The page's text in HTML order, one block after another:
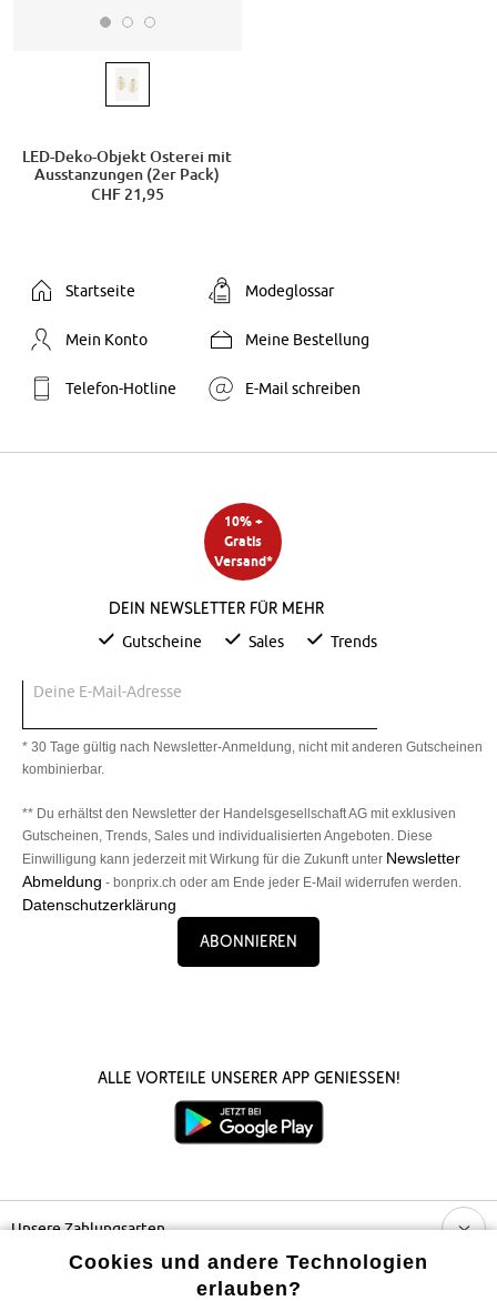
LED-Deko-Objekt Osterei mit
Ausstanzungen (2er Pack)
CHF 21,95
Startseite Modeglossar
Mein Konto Meine Bestellung
Telefon-Hotline E-Mail schreiben
10% +
Gratis
Versand*
Dein Newsletter für mehr
Gutscheine Sales Trends
Deine E-Mail-Adresse
* 30 Tage gültig nach Newsletter-Anmeldung, nicht mit anderen Gutscheinen
kombinierbar.
** Du erhältst den Newsletter der Handelsgesellschaft AG mit exklusiven
Gutscheinen, Trends, Sales und individualisierten Angeboten. Diese
Einwilligung kann jederzeit mit Wirkung für die Zukunft unter Newsletter
Abmeldung - bonprix.ch oder am Ende jeder E-Mail widerrufen werden.
Datenschutzerklärung
Abonnieren
Alle Vorteile unserer App genießen!
Unsere Zahlungsarten
Cookies und andere Technologien
erlauben?